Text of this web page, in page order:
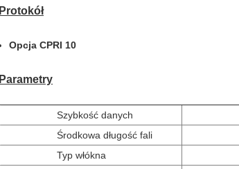
Protokół
Opcja CPRI 10​
Parametry
Szybkość danych
Środkowa długość fali
Typ włókna